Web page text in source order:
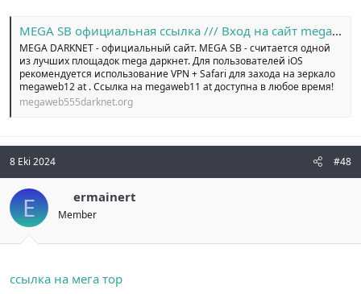
MEGA SB официальная ссылка /// Вход на сайт megaweb14 at
MEGA DARKNET - официальный сайт. MEGA SB - считается одной
из лучших площадок mega даркнет. Для пользователей iOS
рекомендуется использование VPN + Safari для захода на зеркало
megaweb12 at . Ссылка на megaweb11 at доступна в любое время!
megaweb555darknet.org
8 Eki 2024 #48
E ermainert
Member
ссылка на мега тор